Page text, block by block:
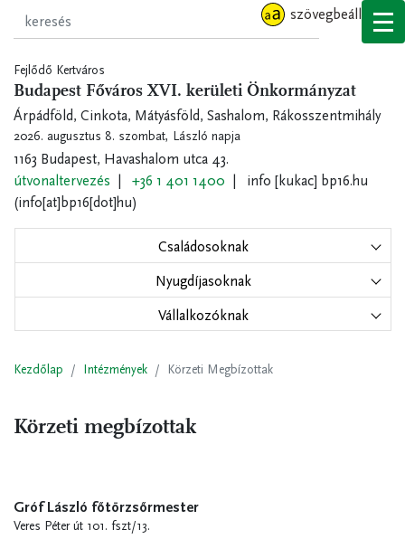
szövegbeállítások
Fejlődő Kertváros
Budapest Főváros XVI. kerületi Önkormányzat
Árpádföld, Cinkota, Mátyásföld, Sashalom, Rákosszentmihály
2026. augusztus 8. szombat, László napja
1163 Budapest, Havashalom utca 43.
útvonaltervezés
+36 1 401 1400 info [kukac] bp16.hu
(info[at]bp16[dot]hu)
Családosoknak
Nyugdíjasoknak
Vállalkozóknak
Kezdőlap Intézmények Körzeti Megbízottak
Körzeti megbízottak
Gróf László főtörzsőrmester
Veres Péter út 101. fszt/13.